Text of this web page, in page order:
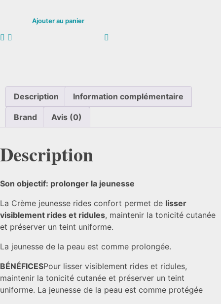
Ajouter au panier
Description Information complémentaire
Brand Avis (0)
Description
Son objectif: prolonger la jeunesse
La Crème jeunesse rides confort permet de lisser
visiblement rides et ridules, maintenir la tonicité cutanée
et préserver un teint uniforme.
La jeunesse de la peau est comme prolongée.
BÉNÉFICESPour lisser visiblement rides et ridules,
maintenir la tonicité cutanée et préserver un teint
uniforme. La jeunesse de la peau est comme protégée